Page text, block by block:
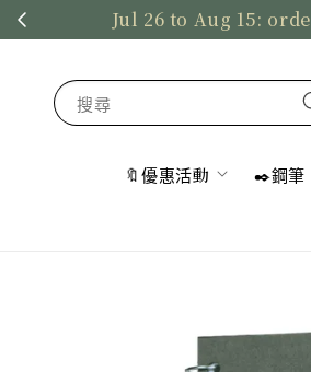
Jul 26 to Aug 15:
搜尋
🔖優惠活動 ✒️鋼筆